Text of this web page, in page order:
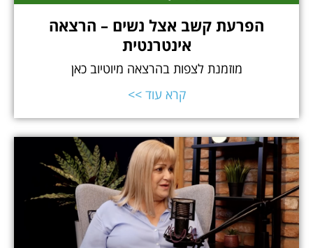
הפרעת קשב אצל נשים – הרצאה
אינטרנטית
מוזמנת לצפות בהרצאה מיוטיוב כאן
קרא עוד >>